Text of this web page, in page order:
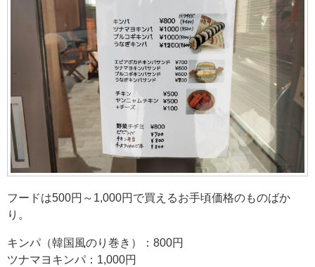
フードは500円～1,000円で買えるお手頃価格のものばか
り。
キンパ（韓国風のり巻き）：800円
ツナマヨキンパ：1,000円